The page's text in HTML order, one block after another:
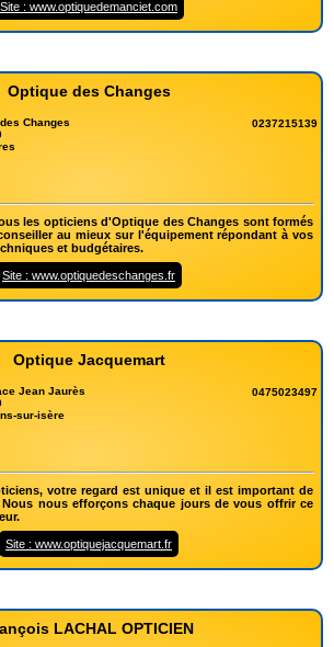
Site : www.optiquedemanciet.com
Optique des Changes
Changes
0237215139
les opticiens d'Optique des Changes sont formés
au mieux sur l'équipement répondant à vos
et budgétaires.
Site : www.optiquedeschanges.fr
Optique Jacquemart
Jean Jaurès
sur-isère
0475023497
votre regard est unique et il est important de
nous efforçons chaque jours de vous offrir ce
Site : www.optiquejacquemart.fr
LACHAL OPTICIEN